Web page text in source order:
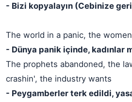
- Bizi kopyalayın (Cebinize
The world in a panic, the
- Dünya panik içinde, kadınlar
The prophets abandoned, the
crashin', the industry wants
- Peygamberler terk edildi,